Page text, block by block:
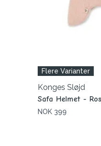
Flere Varianter
Konges Sløjd
Safa Helmet -
NOK 399